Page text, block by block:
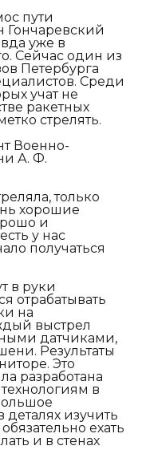
пути
Гончаревский
уже в
Сейчас один из
Петербурга
Среди
учат не
ракетных
стрелять.
Военно-
А. Ф.
только
хорошие
и
у нас
получаться
в руки
отрабатывать
на
выстрел
датчиками,
Результаты
Это
разработана
в
изучить
ехать
и в стенах